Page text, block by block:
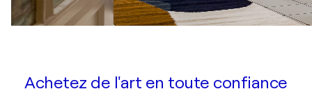
Achetez de l'art en toute confiance